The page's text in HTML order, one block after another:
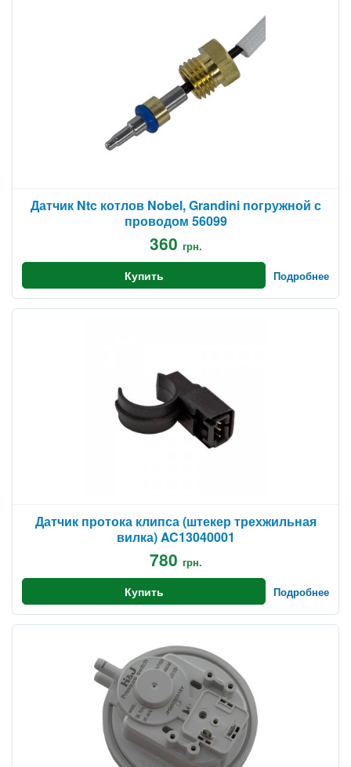
Датчик Ntc котлов Nobel, Grandini погружной с
проводом 56099
360 грн.
Купить Подробнее
Датчик протока клипса (штекер трехжильная
вилка) AC13040001
780 грн.
Купить Подробнее